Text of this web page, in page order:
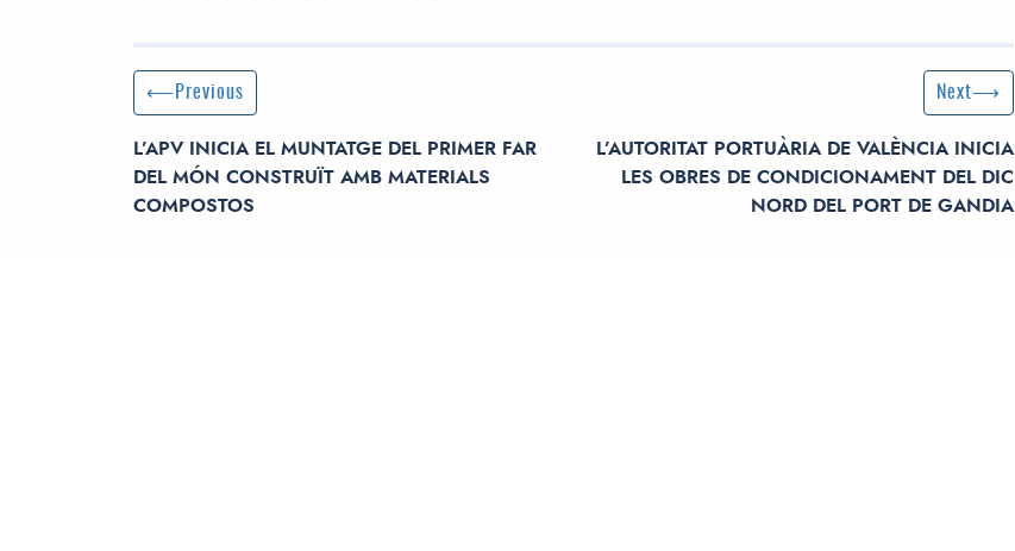
Post navigation
Previous Post
Previous
L’APV INICIA EL MUNTATGE DEL PRIMER FAR
DEL MÓN CONSTRUÏT AMB MATERIALS
COMPOSTOS
Next Post
Next
L’AUTORITAT PORTUÀRIA DE VALÈNCIA INICIA
LES OBRES DE CONDICIONAMENT DEL DIC
NORD DEL PORT DE GANDIA